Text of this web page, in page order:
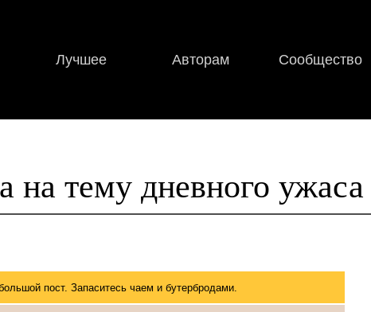
Лучшее Авторам Сообщество
на тему дневного ужаса
пост. Запаситесь чаем и бутербродами.